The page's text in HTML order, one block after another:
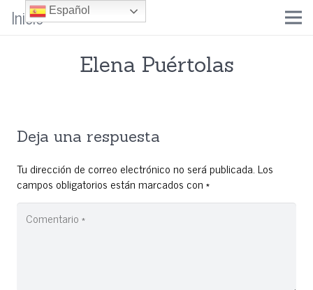
Inicio
Elena Puértolas
Deja una respuesta
Tu dirección de correo electrónico no será publicada.Los
campos obligatorios están marcados con*
Español